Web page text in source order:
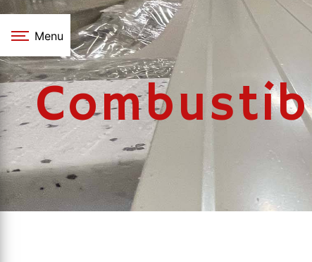
Panneau de gestion des cookies
Menu